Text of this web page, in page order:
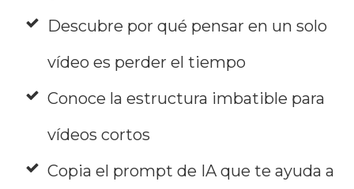
Descubre por qué pensar en un solo
vídeo es perder el tiempo
Conoce la estructura imbatible para
vídeos cortos
Copia el prompt de IA que te ayuda a